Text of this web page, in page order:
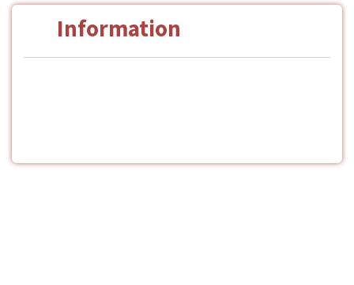
Information